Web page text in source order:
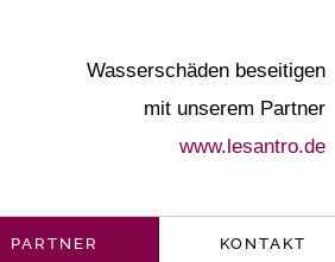
Wasserschäden beseitigen
mit unserem Partner
www.lesantro.de
PARTNER KONTAKT